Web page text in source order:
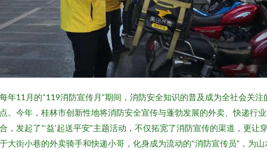
年11月的“119消防宣传月”期间，消防安全知识的普及成为全社会关注
。今年，桂林市创新性地将消防安全宣传与蓬勃发展的外卖、快递行
，发起了“‘益’起送平安”主题活动，不仅拓宽了消防宣传的渠道，更让
大街小巷的外卖骑手和快递小哥，化身成为流动的“消防宣传员”，为山